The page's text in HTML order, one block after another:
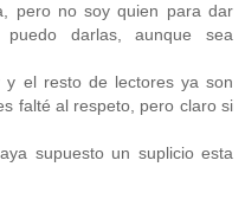
pero no soy quien para dar
darlas, aunque sea
el resto de lectores ya son
falté al respeto, pero claro si
supuesto un suplicio esta